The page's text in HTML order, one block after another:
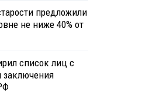
предложили
не ниже 40% от
список лиц с